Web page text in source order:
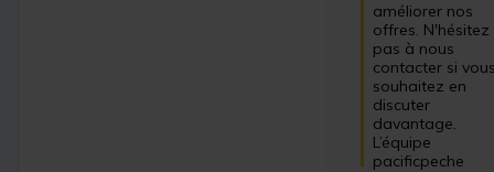
améliorer nos
offres. N'hésitez
pas à nous
contacter si
souhaitez en
discuter
davantage.
L’équipe
pacificpeche